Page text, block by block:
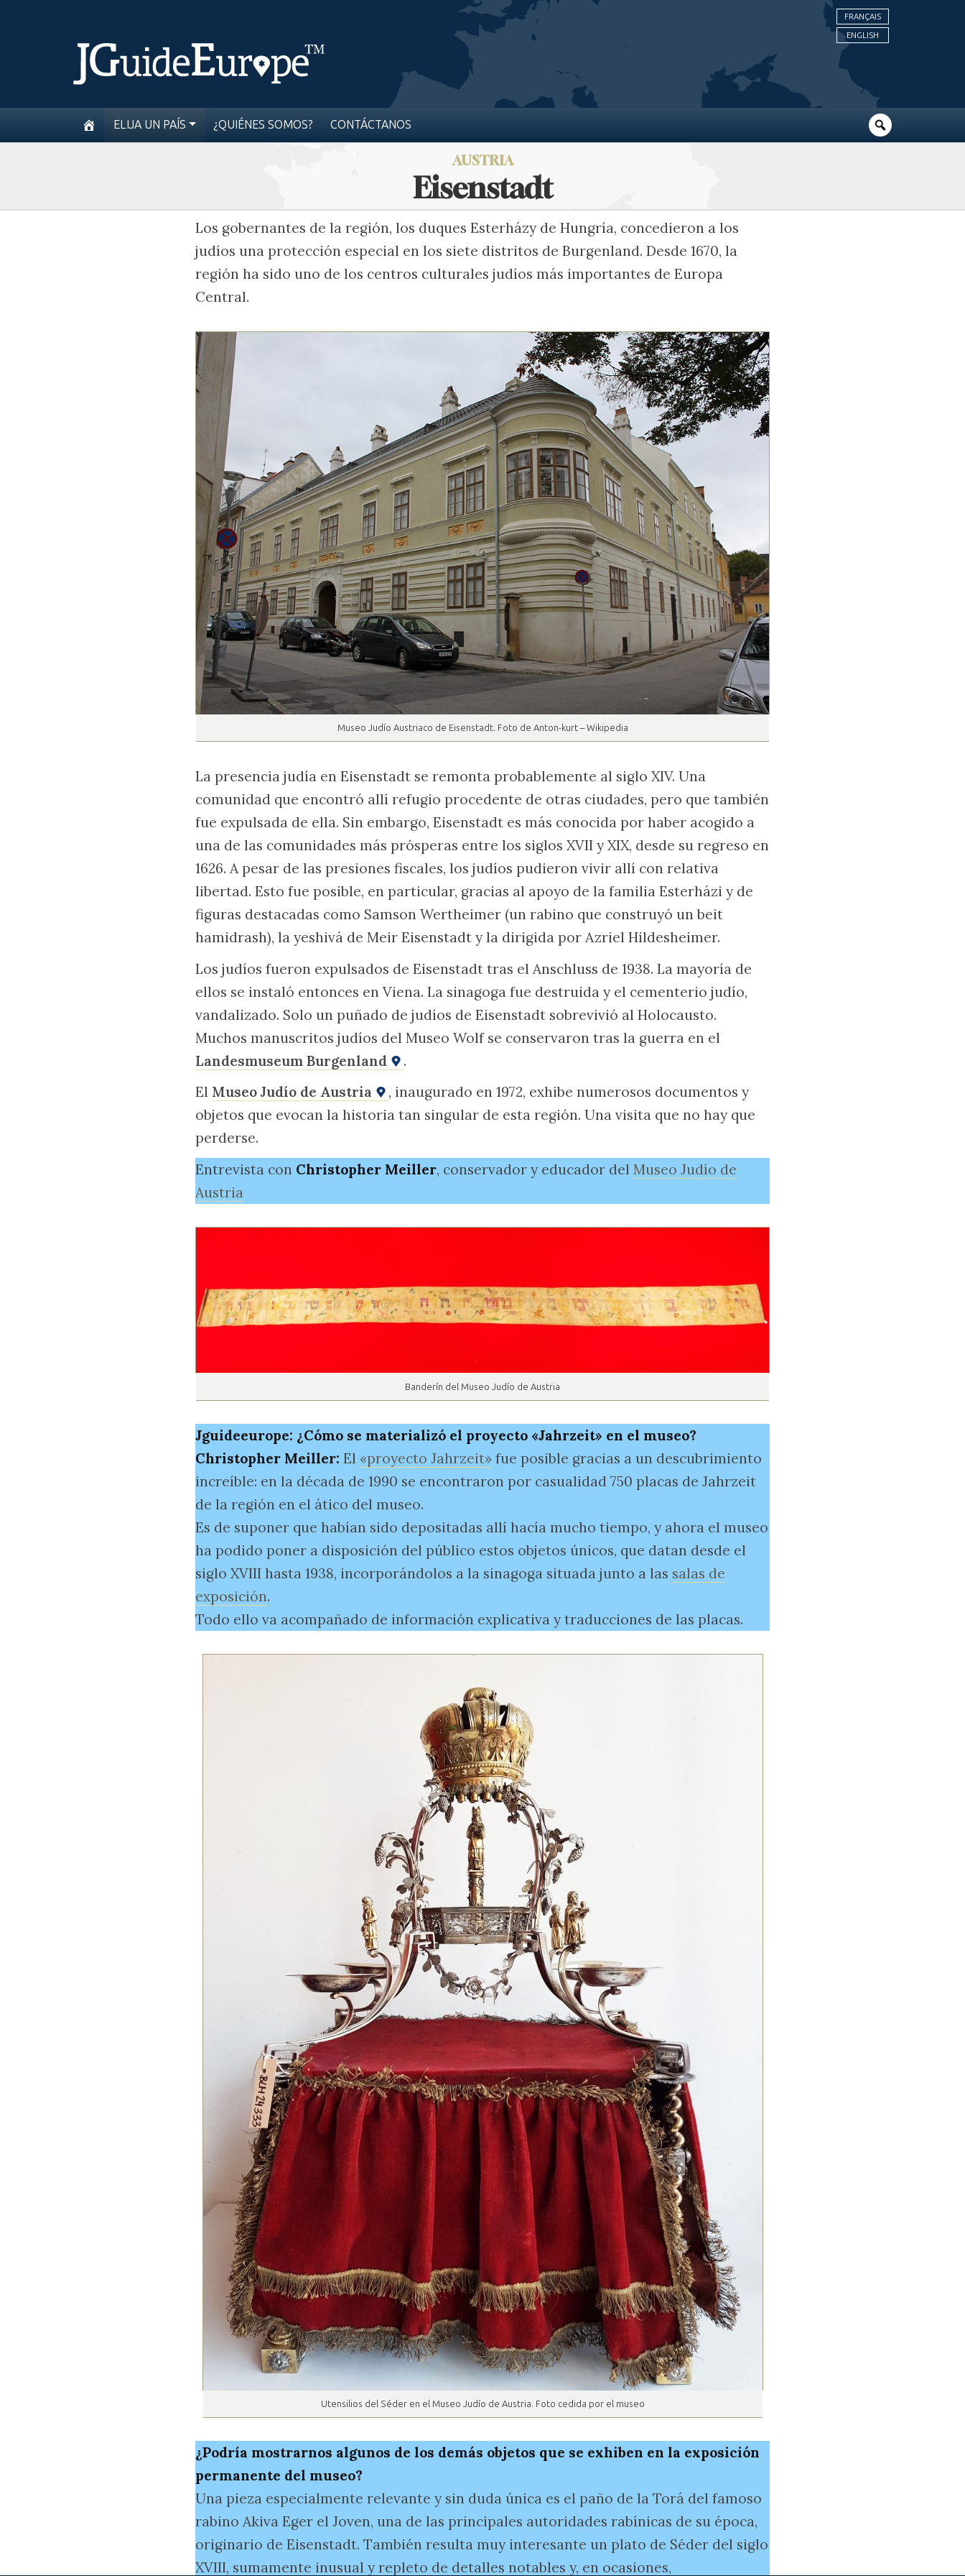
FRANÇAIS
ENGLISH
ELIJA UN PAÍS ¿QUIÉNES SOMOS? CONTÁCTANOS
AUSTRIA
Eisenstadt
Los gobernantes de la región, los duques Esterházy de Hungría, concedieron a los
judíos una protección especial en los siete distritos de Burgenland. Desde 1670, la
región ha sido uno de los centros culturales judíos más importantes de Europa
Central.
Museo Judío Austriaco de Eisenstadt. Foto de Anton-kurt – Wikipedia
La presencia judía en Eisenstadt se remonta probablemente al siglo XIV. Una
comunidad que encontró allí refugio procedente de otras ciudades, pero que también
fue expulsada de ella. Sin embargo, Eisenstadt es más conocida por haber acogido a
una de las comunidades más prósperas entre los siglos XVII y XIX, desde su regreso en
1626. A pesar de las presiones fiscales, los judíos pudieron vivir allí con relativa
libertad. Esto fue posible, en particular, gracias al apoyo de la familia Esterházi y de
figuras destacadas como Samson Wertheimer (un rabino que construyó un beit
hamidrash), la yeshivá de Meir Eisenstadt y la dirigida por Azriel Hildesheimer.
Los judíos fueron expulsados de Eisenstadt tras el Anschluss de 1938. La mayoría de
ellos se instaló entonces en Viena. La sinagoga fue destruida y el cementerio judío,
vandalizado. Solo un puñado de judíos de Eisenstadt sobrevivió al Holocausto.
Muchos manuscritos judíos del Museo Wolf se conservaron tras la guerra en el
Landesmuseum Burgenland
.
El Museo Judío de Austria
, inaugurado en 1972, exhibe numerosos documentos y
objetos que evocan la historia tan singular de esta región. Una visita que no hay que
perderse.
Entrevista con Christopher Meiller, conservador y educador del Museo Judío de
Austria
Banderín del Museo Judío de Austria
Jguideeurope: ¿Cómo se materializó el proyecto «Jahrzeit» en el museo?
Christopher Meiller: El «proyecto Jahrzeit» fue posible gracias a un descubrimiento
increíble: en la década de 1990 se encontraron por casualidad 750 placas de Jahrzeit
de la región en el ático del museo.
Es de suponer que habían sido depositadas allí hacía mucho tiempo, y ahora el museo
ha podido poner a disposición del público estos objetos únicos, que datan desde el
siglo XVIII hasta 1938, incorporándolos a la sinagoga situada junto a las salas de
exposición.
Todo ello va acompañado de información explicativa y traducciones de las placas.
Utensilios del Séder en el Museo Judío de Austria. Foto cedida por el museo
¿Podría mostrarnos algunos de los demás objetos que se exhiben en la exposición
permanente del museo?
Una pieza especialmente relevante y sin duda única es el paño de la Torá del famoso
rabino Akiva Eger el Joven, una de las principales autoridades rabínicas de su época,
originario de Eisenstadt. También resulta muy interesante un plato de Séder del siglo
XVIII, sumamente inusual y repleto de detalles notables y, en ocasiones,